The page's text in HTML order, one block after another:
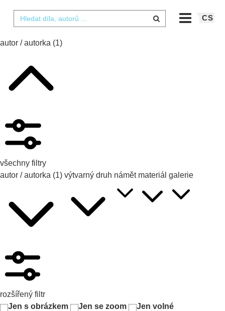
CS
autor / autorka (1)
všechny filtry
autor / autorka (1) výtvarný druh námět materiál galerie
rozšířený filtr
Jen s obrázkem
Jen se zoom
Jen volné